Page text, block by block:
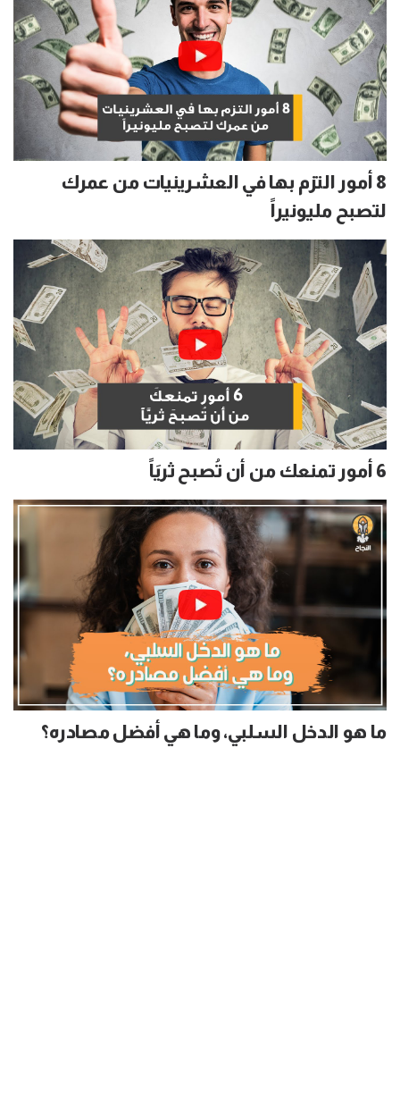
8 أمور التزم بها في العشرينيات من عمرك
لتصبح مليونيراً
6 أمور تمنعك من أن تُصبح ثريَاً
ما هو الدخل السلبي، وما هي أفضل مصادره؟